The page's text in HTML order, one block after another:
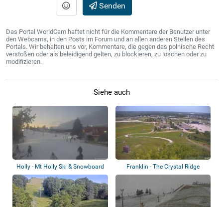
Senden
Das Portal WorldCam haftet nicht für die Kommentare der Benutzer unter
den Webcams, in den Posts im Forum und an allen anderen Stellen des
Portals. Wir behalten uns vor, Kommentare, die gegen das polnische Recht
verstoßen oder als beleidigend gelten, zu blockieren, zu löschen oder zu
modifizieren.
Siehe auch
Holly - Mt Holly Ski & Snowboard
Resort
Franklin - The Crystal Ridge